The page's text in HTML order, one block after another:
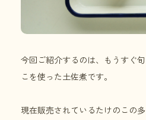
今回ご紹介するのは、もうすぐ
こを使った土佐煮です。
現在販売されているたけのこの